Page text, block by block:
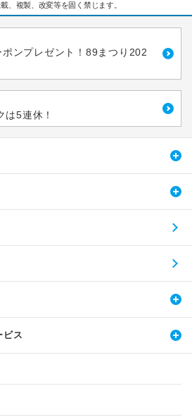
、複製、改変等を固く禁じます。
ンプレゼント！89まつり202
5連休！
ビス